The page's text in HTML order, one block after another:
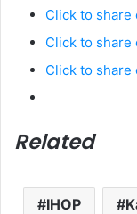
Click to share
Click to share
Click to share
Related
IHOP